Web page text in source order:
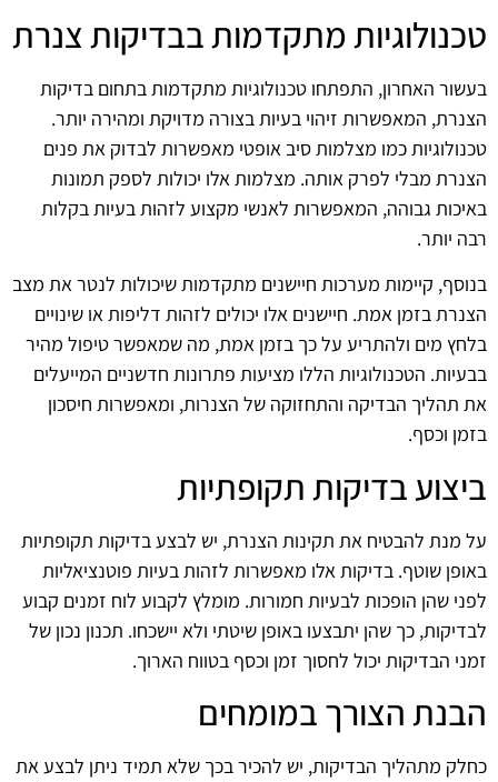
טכנולוגיות מתקדמות בבדיקות צנרת
בעשור האחרון, התפתחו טכנולוגיות מתקדמות בתחום בדיקות
הצנרת, המאפשרות זיהוי בעיות בצורה מדויקת ומהירה יותר.
טכנולוגיות כמו מצלמות סיב אופטי מאפשרות לבדוק את פנים
הצנרת מבלי לפרק אותה. מצלמות אלו יכולות לספק תמונות
באיכות גבוהה, המאפשרות לאנשי מקצוע לזהות בעיות בקלות
רבה יותר.
בנוסף, קיימות מערכות חיישנים מתקדמות שיכולות לנטר את מצב
הצנרת בזמן אמת. חיישנים אלו יכולים לזהות דליפות או שינויים
בלחץ מים ולהתריע על כך בזמן אמת, מה שמאפשר טיפול מהיר
בבעיות. הטכנולוגיות הללו מציעות פתרונות חדשניים המייעלים
את תהליך הבדיקה והתחזוקה של הצנרות, ומאפשרות חיסכון
בזמן וכסף.
ביצוע בדיקות תקופתיות
על מנת להבטיח את תקינות הצנרת, יש לבצע בדיקות תקופתיות
באופן שוטף. בדיקות אלו מאפשרות לזהות בעיות פוטנציאליות
לפני שהן הופכות לבעיות חמורות. מומלץ לקבוע לוח זמנים קבוע
לבדיקות, כך שהן יתבצעו באופן שיטתי ולא יישכחו. תכנון נכון של
זמני הבדיקות יכול לחסוך זמן וכסף בטווח הארוך.
הבנת הצורך במומחים
כחלק מתהליך הבדיקות, יש להכיר בכך שלא תמיד ניתן לבצע את